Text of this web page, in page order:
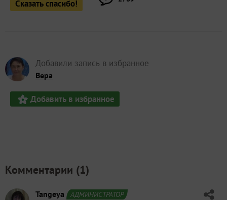
Сказать спасибо!
Добавили запись в избранное
Вера
Добавить в избранное
Комментарии (1)
Tangeya АДМИНИСТРАТОР